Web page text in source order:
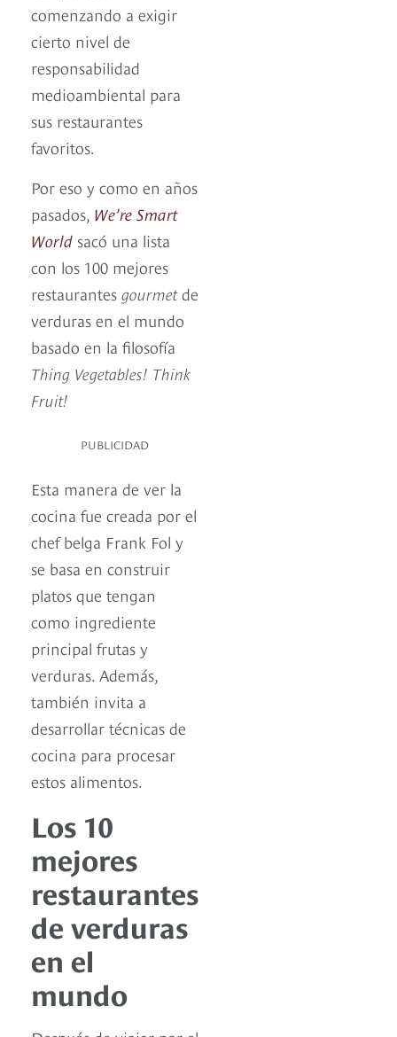
comenzando a exigir
cierto nivel de
responsabilidad
medioambiental para
sus restaurantes
favoritos.
Por eso y como en años
pasados, We’re Smart
World sacó una lista
con los 100 mejores
restaurantes gourmetde
verduras en el mundo
basado en la filosofía
Thing Vegetables! Think
Fruit!
PUBLICIDAD
Esta manera de ver la
cocina fue creada por el
chef belga Frank Fol y
se basa en construir
platos que tengan
como ingrediente
principal frutas y
verduras. Además,
también invita a
desarrollar técnicas de
cocina para procesar
estos alimentos.
Los 10
mejores
restaurantes
de verduras
en el
mundo